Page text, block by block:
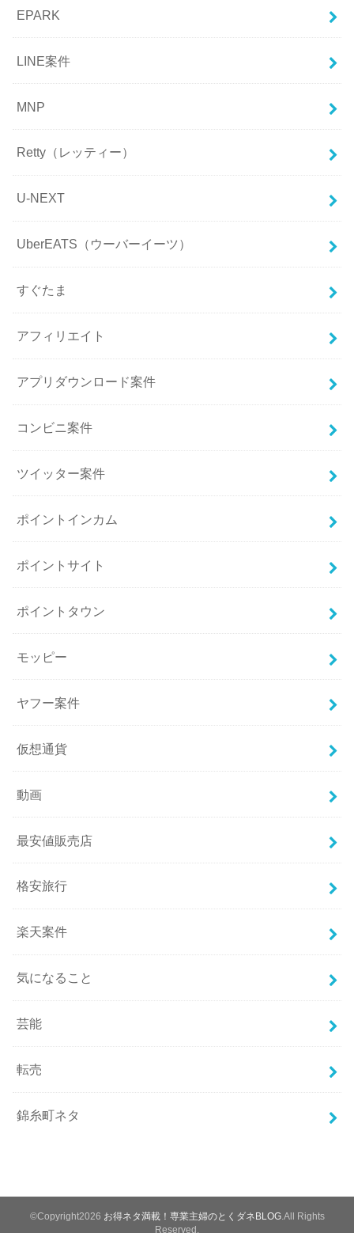
EPARK
LINE案件
MNP
Retty（レッティー）
U-NEXT
UberEATS（ウーバーイーツ）
すぐたま
アフィリエイト
アプリダウンロード案件
コンビニ案件
ツイッター案件
ポイントインカム
ポイントサイト
ポイントタウン
モッピー
ヤフー案件
仮想通貨
動画
最安値販売店
格安旅行
楽天案件
気になること
芸能
転売
錦糸町ネタ
©Copyright2026 お得ネタ満載！専業主婦のとくダネBLOG.All Rights
Reserved.